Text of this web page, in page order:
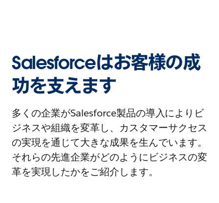
Salesforceはお客様の成
功を支えます
多くの企業がSalesforce製品の導入によりビ
ジネスや組織を変革し、カスタマーサクセス
の実現を通じて大きな成果を生んでいます。
それらの先進企業がどのようにビジネスの変
革を実現したかをご紹介します。